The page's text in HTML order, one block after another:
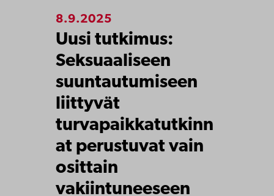
8.9.2025
Uusi tutkimus:
Seksuaaliseen
suuntautumiseen
liittyvät
turvapaikkatutkinn
at perustuvat vain
osittain
vakiintuneeseen